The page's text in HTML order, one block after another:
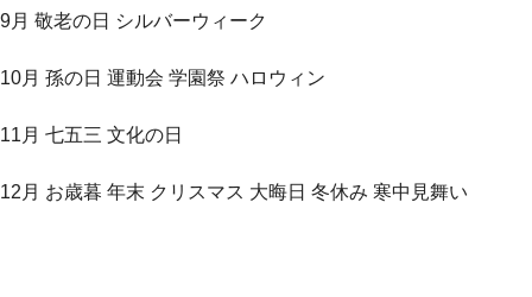
9月 敬老の日 シルバーウィーク
10月 孫の日 運動会 学園祭 ハロウィン
11月 七五三 文化の日
12月 お歳暮 年末 クリスマス 大晦日 冬休み 寒中見舞い